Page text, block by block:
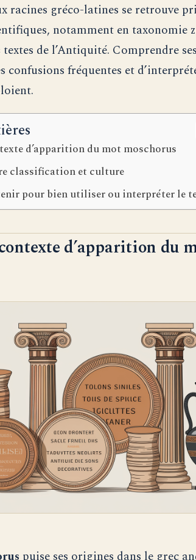
racines gréco-latines se retrouve
notamment en taxonomie
de l’Antiquité. Comprendre
confusions fréquentes et
d’apparition du mot moschorus
classification et culture
pour bien utiliser ou interpréter le
d’apparition du